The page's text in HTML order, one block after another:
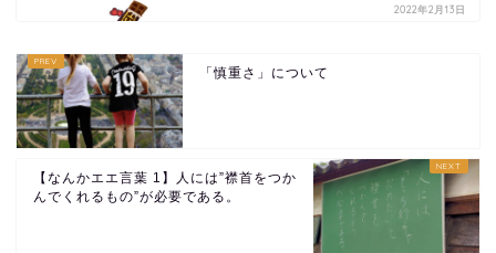
2022年2月13日
「慎重さ」について
【なんかエエ言葉 1】人には”襟首をつか
んでくれるもの”が必要である。